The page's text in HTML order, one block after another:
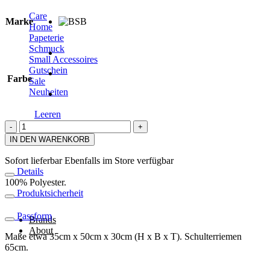
Care
Home
Papeterie
Schmuck
Small Accessoires
Gutschein
Sale
Neuheiten
Brands
About
Marke
Farbe
Leeren
BSB
Shopper
Menge
IN DEN WARENKORB
Sofort lieferbarEbenfalls im Store verfügbar
Details
100% Polyester.
Produktsicherheit
Passform
Maße etwa 35cm x 50cm x 30cm (H x B x T). Schulterriemen
65cm.